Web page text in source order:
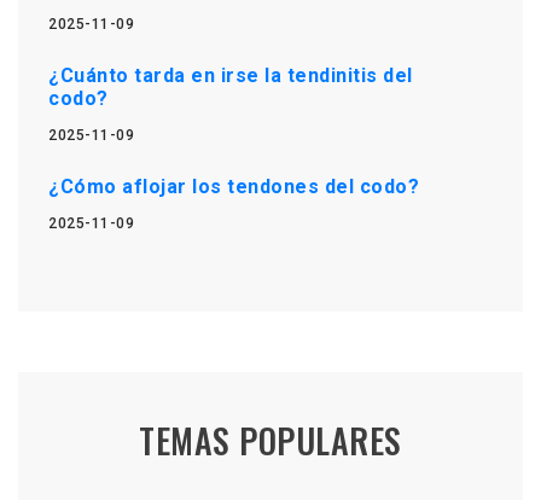
2025-11-09
¿Cuánto tarda en irse la tendinitis del
codo?
2025-11-09
¿Cómo aflojar los tendones del codo?
2025-11-09
TEMAS POPULARES